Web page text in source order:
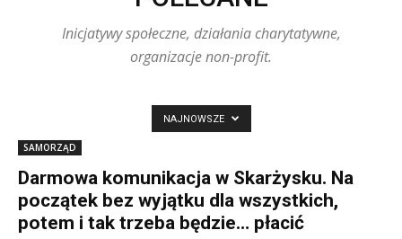
Inicjatywy społeczne, działania charytatywne,
organizacje non-profit.
NAJNOWSZE
SAMORZĄD
Darmowa komunikacja w Skarżysku. Na
początek bez wyjątku dla wszystkich,
potem i tak trzeba będzie… płacić